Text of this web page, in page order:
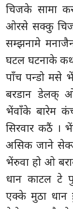
चिजके सामा
ओरसे सक्कु चिज
सम्झनामे
घटल घटनाके
पाँच पन्डो मसे
बरडान डेलक्
भेंवाँके बारेम
सिरवार कठैं ।
असिक जाने
भेंरुवा हो ओ
धान काटल टे
एक्के मुठा धान